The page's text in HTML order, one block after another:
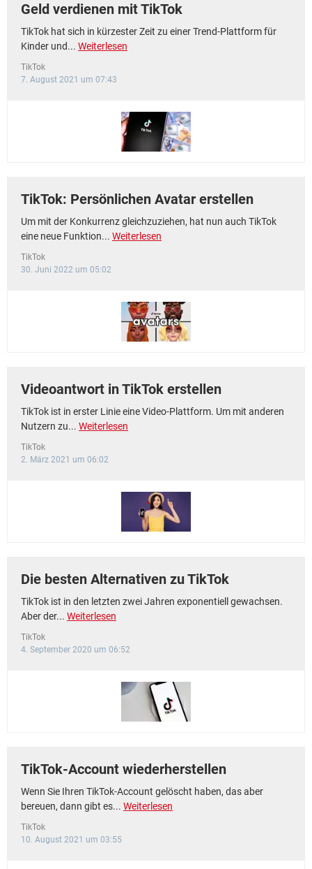
Geld verdienen mit TikTok
TikTok hat sich in kürzester Zeit zu einer Trend-Plattform für
Kinder und... Weiterlesen
TikTok
7. August 2021 um 07:43
TikTok: Persönlichen Avatar erstellen
Um mit der Konkurrenz gleichzuziehen, hat nun auch TikTok
eine neue Funktion... Weiterlesen
TikTok
30. Juni 2022 um 05:02
Videoantwort in TikTok erstellen
TikTok ist in erster Linie eine Video-Plattform. Um mit anderen
Nutzern zu... Weiterlesen
TikTok
2. März 2021 um 06:02
Die besten Alternativen zu TikTok
TikTok ist in den letzten zwei Jahren exponentiell gewachsen.
Aber der... Weiterlesen
TikTok
4. September 2020 um 06:52
TikTok-Account wiederherstellen
Wenn Sie Ihren TikTok-Account gelöscht haben, das aber
bereuen, dann gibt es... Weiterlesen
TikTok
10. August 2021 um 03:55